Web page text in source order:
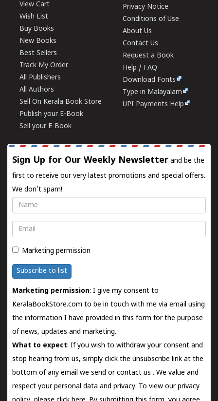
View Cart
Wish List
Buy Books
New Books
Best Sellers
Track My Order
All Publishers
All Authors
Sell On Kerala Book Store
Publish your E-Book
Sell your E-Book
Privacy Notice
Conditions of Use
About Us
Contact Us
Request a Book
Help / FAQ
Download Fonts
Type in Malayalam
UPI Payments Help
Sign Up for Our Weekly Newsletter and be the
first to receive our very latest promotions and special offers.
We don't spam!
Name
Email
Marketing permission
Subscribe to list
Marketing permission: I give my consent to
KeralaBookStore.com to be in touch with me via email using
the information I have provided in this form for the purpose
of news, updates and marketing.
What to expect: If you wish to withdraw your consent and
stop hearing from us, simply click the unsubscribe link at the
bottom of any email we send orcontact us . We value and
respect your personal data and privacy. To view our privacy